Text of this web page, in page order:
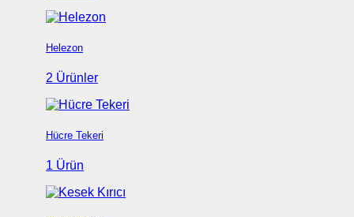
Helezon
2 Ürünler
Hücre Tekeri
1 Ürün